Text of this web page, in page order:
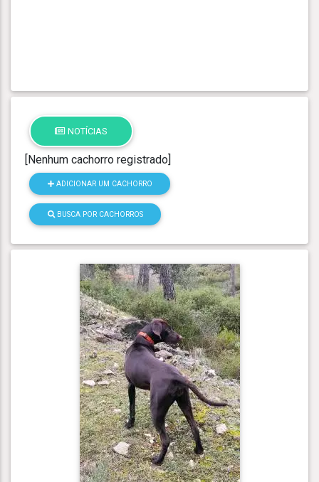
NOTÍCIAS
[Nenhum cachorro registrado]
ADICIONAR UM CACHORRO
BUSCA POR CACHORROS